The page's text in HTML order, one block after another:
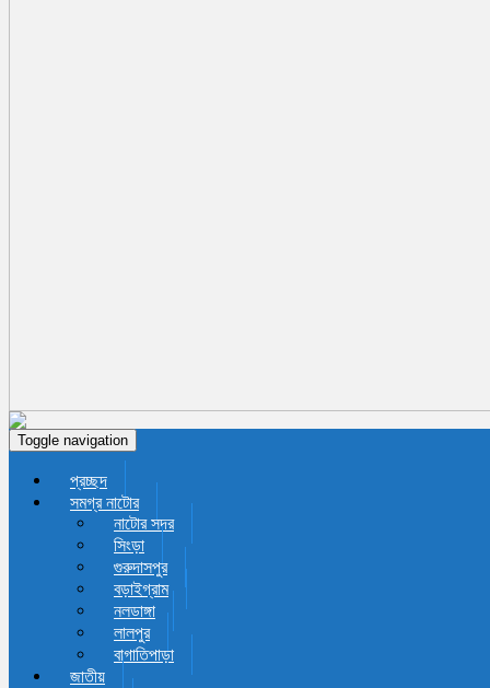
Toggle navigation
প্রচ্ছদ
সমগ্র নাটোর
নাটোর সদর
সিংড়া
গুরুদাসপুর
বড়াইগ্রাম
নলডাঙ্গা
লালপুর
বাগাতিপাড়া
জাতীয়